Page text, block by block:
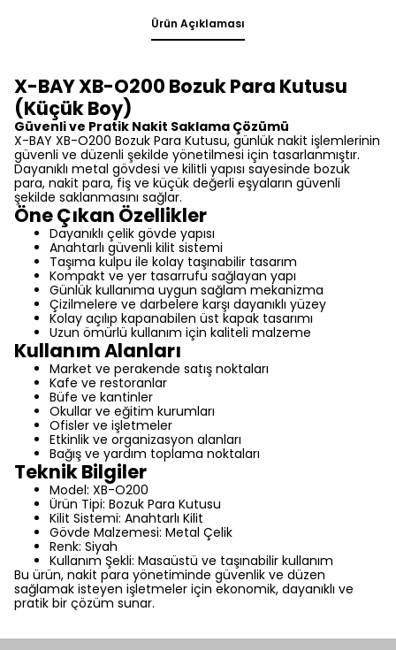
Ürün Açıklaması
X-BAY XB-O200 Bozuk Para Kutusu
(Küçük Boy)
Güvenli ve Pratik Nakit Saklama Çözümü
X-BAY XB-O200 Bozuk Para Kutusu, günlük nakit işlemlerinin
güvenli ve düzenli şekilde yönetilmesi için tasarlanmıştır.
Dayanıklı metal gövdesi ve kilitli yapısı sayesinde bozuk
para, nakit para, fiş ve küçük değerli eşyaların güvenli
şekilde saklanmasını sağlar.
Öne Çıkan Özellikler
Dayanıklı çelik gövde yapısı
Anahtarlı güvenli kilit sistemi
Taşıma kulpu ile kolay taşınabilir tasarım
Kompakt ve yer tasarrufu sağlayan yapı
Günlük kullanıma uygun sağlam mekanizma
Çizilmelere ve darbelere karşı dayanıklı yüzey
Kolay açılıp kapanabilen üst kapak tasarımı
Uzun ömürlü kullanım için kaliteli malzeme
Kullanım Alanları
Market ve perakende satış noktaları
Kafe ve restoranlar
Büfe ve kantinler
Okullar ve eğitim kurumları
Ofisler ve işletmeler
Etkinlik ve organizasyon alanları
Bağış ve yardım toplama noktaları
Teknik Bilgiler
Model: XB-O200
Ürün Tipi: Bozuk Para Kutusu
Kilit Sistemi: Anahtarlı Kilit
Gövde Malzemesi: Metal Çelik
Renk: Siyah
Kullanım Şekli: Masaüstü ve taşınabilir kullanım
Bu ürün, nakit para yönetiminde güvenlik ve düzen
sağlamak isteyen işletmeler için ekonomik, dayanıklı ve
pratik bir çözüm sunar.